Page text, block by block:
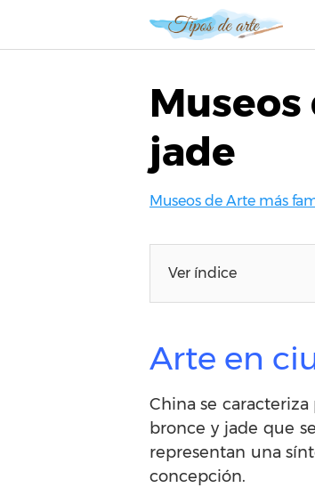
l
jade
Museos de Arte más
Ver índice
Arte en
China se
bronce y jade que
representan una
concepción.